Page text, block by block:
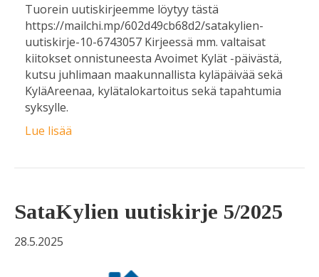
Tuorein uutiskirjeemme löytyy tästä
https://mailchi.mp/602d49cb68d2/satakylien-
uutiskirje-10-6743057 Kirjeessä mm. valtaisat
kiitokset onnistuneesta Avoimet Kylät -päivästä,
kutsu juhlimaan maakunnallista kyläpäivää sekä
KyläAreenaa, kylätalokartoitus sekä tapahtumia
syksylle.
Lue lisää
SataKylien uutiskirje 5/2025
28.5.2025